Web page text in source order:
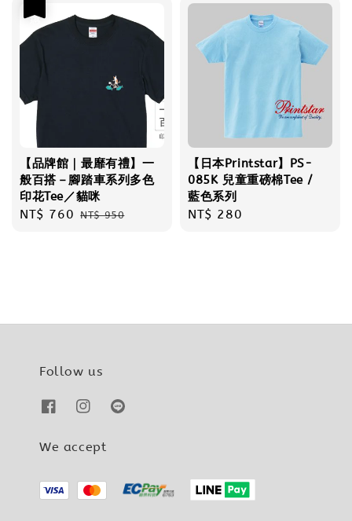
【品牌館｜最靡有禮】一
般百搭－腳踏車系列多色
印花Tee／貓咪
Sale
NT$ 760 Regular
NT$ 950
【日本Printstar】PS-
085K 兒童重磅棉Tee /
藍色系列
Regular
NT$ 280
Follow us
We accept